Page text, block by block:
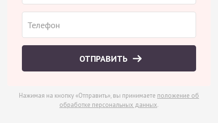
ОТПРАВИТЬ
Нажимая на кнопку «Отправить», вы принимаете положение об
обработке персональных данных.